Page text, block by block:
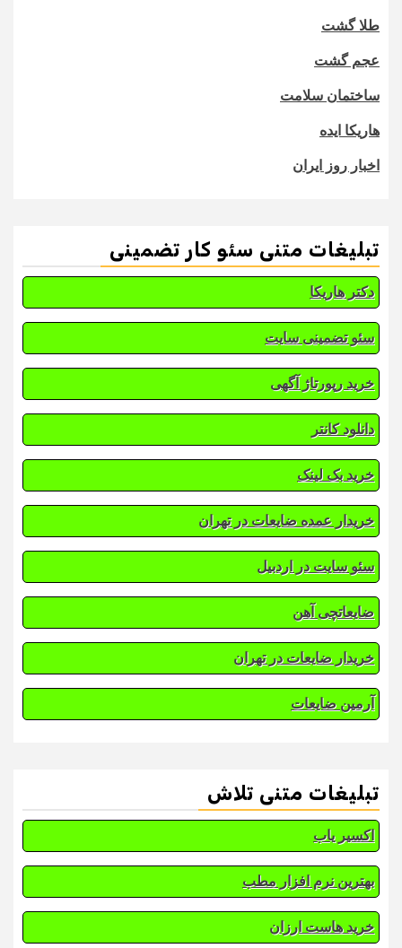
طلا گشت
عجم گشت
ساختمان سلامت
هاریکا ایده
اخبار روز ایران
تبلیغات متنی سئو کار تضمینی
دکتر هاریکا
سئو تضمینی سایت
خرید رپورتاژ آگهی
دانلود کانتر
خرید بک لینک
خریدار عمده ضایعات در تهران
سئو سایت در اردبیل
ضایعاتچی آهن
خریدار ضایعات در تهران
آرمین ضایعات
تبلیغات متنی تلاش
اکسیر یاب
بهترین نرم افزار مطب
خرید هاست ارزان